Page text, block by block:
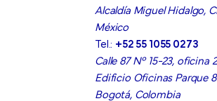
Alcaldía Miguel Hidalgo,
México
Tel.: +52 55 1055 0273
Calle 87 N° 15-23, oficina
Edificio Oficinas Parque
Bogotá, Colombia